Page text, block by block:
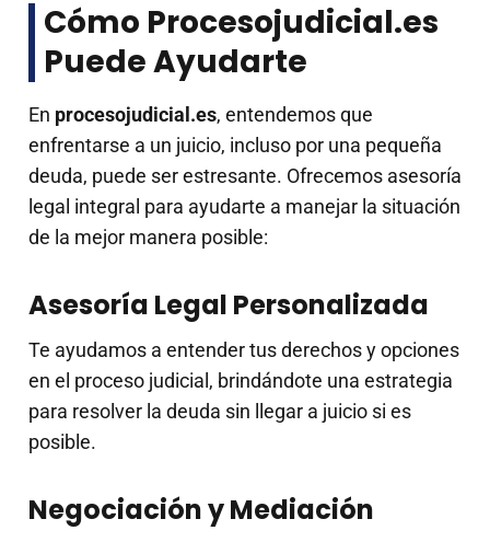
Cómo Procesojudicial.es
Puede Ayudarte
En procesojudicial.es, entendemos que
enfrentarse a un juicio, incluso por una pequeña
deuda, puede ser estresante. Ofrecemos asesoría
legal integral para ayudarte a manejar la situación
de la mejor manera posible:
Asesoría Legal Personalizada
Te ayudamos a entender tus derechos y opciones
en el proceso judicial, brindándote una estrategia
para resolver la deuda sin llegar a juicio si es
posible.
Negociación y Mediación